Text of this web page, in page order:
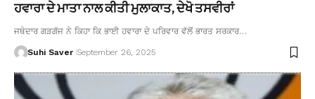
ਹਵਾਰਾ ਦੇ ਮਾਤਾ ਨਾਲ ਕੀਤੀ ਮੁਲਾਕਾਤ, ਦੇਖੋ ਤਸਵੀਰਾਂ
ਜਥੇਦਾਰ ਗੜਗੱਜ ਨੇ ਕਿਹਾ ਕਿ ਭਾਈ ਹਵਾਰਾ ਦੇ ਪਰਿਵਾਰ ਵੱਲੋਂ ਭਾਰਤ ਸਰਕਾਰ…
Suhi Saver September 26, 2025